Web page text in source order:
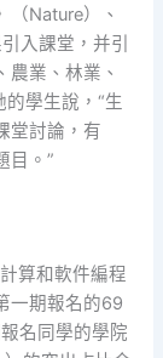
Nature）、
入課堂，并引
業、林業、
學生說，“生
堂討論，有
目。”
算和軟件編程
一期報名的69
名同學的學院